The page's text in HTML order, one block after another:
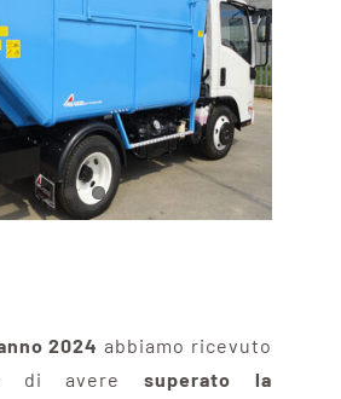
2024 abbiamo ricevuto
di avere
superato la